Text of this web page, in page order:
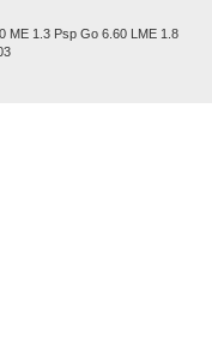
ME 1.3 Psp Go 6.60 LME 1.8